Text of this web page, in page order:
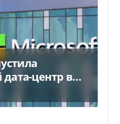
центр в
миллиарда